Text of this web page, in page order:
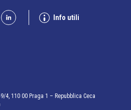
Info utili
4, 110 00 Praga 1 – Repubblica Ceca